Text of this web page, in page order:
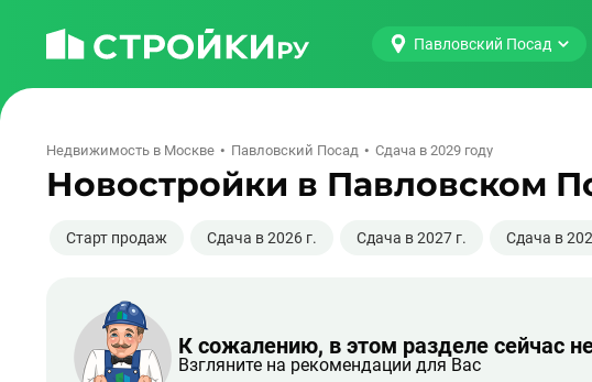
Павловский Посад
Недвижимость в Москве Павловский Посад Сдача в 2029 году
Новостройки в Павловском
Старт продаж Сдача в 2026 г. Сдача в 2027 г. Сдача в
К сожалению, в этом разделе сейчас
Взгляните на рекомендации для Вас